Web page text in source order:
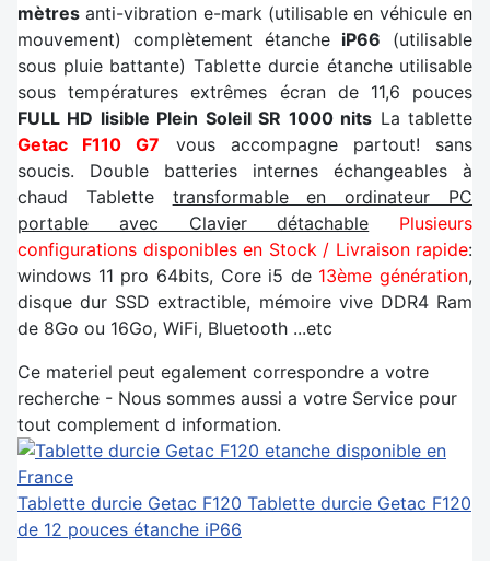
mètres anti-vibration e-mark (utilisable en véhicule en
mouvement) complètement étanche iP66 (utilisable
sous pluie battante) Tablette durcie étanche utilisable
sous températures extrêmes écran de 11,6 pouces
FULL HD lisible Plein Soleil SR 1000 nits La tablette
Getac F110 G7 vous accompagne partout! sans
soucis. Double batteries internes échangeables à
chaud Tablette transformable en ordinateur PC
portable avec Clavier détachable
Plusieurs
configurations disponibles en Stock / Livraison rapide:
windows 11 pro 64bits, Core i5 de 13ème génération,
disque dur SSD extractible, mémoire vive DDR4 Ram
de 8Go ou 16Go, WiFi, Bluetooth ...etc
Ce materiel peut egalement correspondre a votre
recherche - Nous sommes aussi a votre Service pour
tout complement d information.
Tablette durcie Getac F120 Tablette durcie Getac F120
de 12 pouces étanche iP66